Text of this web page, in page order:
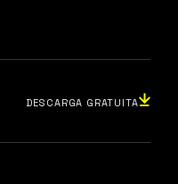
DESCARGA GRATUITA